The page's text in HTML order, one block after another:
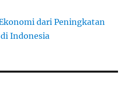
dari Peningkatan
Indonesia